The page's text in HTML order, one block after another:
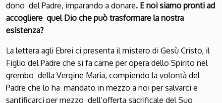
dono del Padre, imparando a donare. E noi siamo pronti ad
accogliere quel Dio che può trasformare la nostra
esistenza?
La lettera agli Ebrei ci presenta il mistero di Gesù Cristo, il
Figlio del Padre che si fa carne per opera dello Spirito nel
grembo della Vergine Maria, compiendo la volontà del
Padre che lo ha mandato in mezzo a noi per salvarci e
santificarci per mezzo dell’offerta sacrificale del Suo